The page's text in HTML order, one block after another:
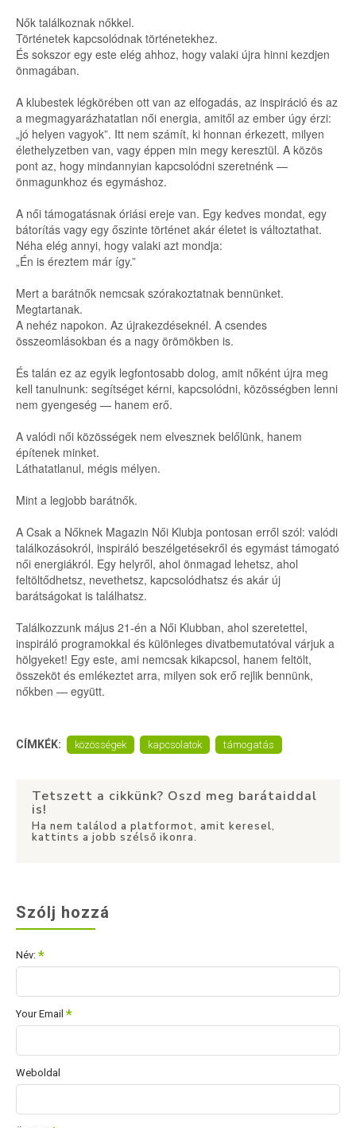
Nők találkoznak nőkkel.
Történetek kapcsolódnak történetekhez.
És sokszor egy este elég ahhoz, hogy valaki újra hinni kezdjen
önmagában.
A klubestek légkörében ott van az elfogadás, az inspiráció és az
a megmagyarázhatatlan női energia, amitől az ember úgy érzi:
„jó helyen vagyok”. Itt nem számít, ki honnan érkezett, milyen
élethelyzetben van, vagy éppen min megy keresztül. A közös
pont az, hogy mindannyian kapcsolódni szeretnénk —
önmagunkhoz és egymáshoz.
A női támogatásnak óriási ereje van. Egy kedves mondat, egy
bátorítás vagy egy őszinte történet akár életet is változtathat.
Néha elég annyi, hogy valaki azt mondja:
„Én is éreztem már így.”
Mert a barátnők nemcsak szórakoztatnak bennünket.
Megtartanak.
A nehéz napokon. Az újrakezdéseknél. A csendes
összeomlásokban és a nagy örömökben is.
És talán ez az egyik legfontosabb dolog, amit nőként újra meg
kell tanulnunk: segítséget kérni, kapcsolódni, közösségben lenni
nem gyengeség — hanem erő.
A valódi női közösségek nem elvesznek belőlünk, hanem
építenek minket.
Láthatatlanul, mégis mélyen.
Mint a legjobb barátnők.
A Csak a Nőknek Magazin Női Klubja pontosan erről szól: valódi
találkozásokról, inspiráló beszélgetésekről és egymást támogató
női energiákról. Egy helyről, ahol önmagad lehetsz, ahol
feltöltődhetsz, nevethetsz, kapcsolódhatsz és akár új
barátságokat is találhatsz.
Találkozzunk május 21-én a Női Klubban, ahol szeretettel,
inspiráló programokkal és különleges divatbemutatóval várjuk a
hölgyeket! Egy este, ami nemcsak kikapcsol, hanem feltölt,
összeköt és emlékeztet arra, milyen sok erő rejlik bennünk,
nőkben — együtt.
CÍMKÉK: közösségek kapcsolatok támogatás
Tetszett a cikkünk? Oszd meg barátaiddal
is!
Ha nem találod a platformot, amit keresel,
kattints a jobb szélső ikonra.
Szólj hozzá
Név:
Your Email
Weboldal